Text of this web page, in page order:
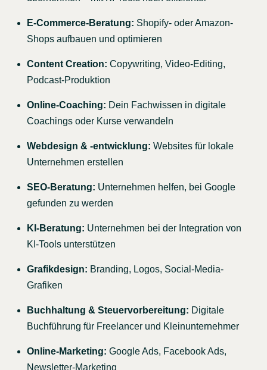
E-Commerce-Beratung: Shopify- oder Amazon-
Shops aufbauen und optimieren
Content Creation: Copywriting, Video-Editing,
Podcast-Produktion
Online-Coaching: Dein Fachwissen in digitale
Coachings oder Kurse verwandeln
Webdesign & -entwicklung: Websites für lokale
Unternehmen erstellen
SEO-Beratung: Unternehmen helfen, bei Google
gefunden zu werden
KI-Beratung: Unternehmen bei der Integration von
KI-Tools unterstützen
Grafikdesign: Branding, Logos, Social-Media-
Grafiken
Buchhaltung & Steuervorbereitung: Digitale
Buchführung für Freelancer und Kleinunternehmer
Online-Marketing: Google Ads, Facebook Ads,
Newsletter-Marketing